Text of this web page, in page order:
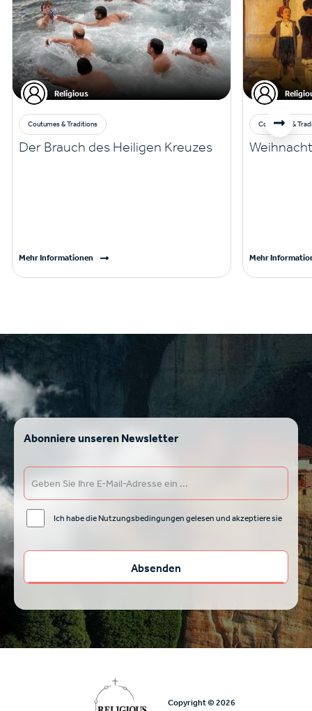
Religious
Coutumes & Traditions
Der Brauch des Heiligen Kreuzes
Mehr Informationen
Coutumes &
Mehr
Abonniere unseren Newsletter
Ich habe die Nutzungsbedingungen gelesen und akzeptiere sie
Copyright © 2026